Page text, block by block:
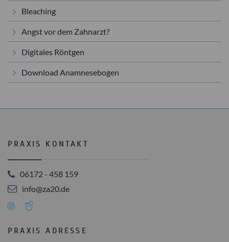
Bleaching
Angst vor dem Zahnarzt?
Digitales Röntgen
Download Anamnesebogen
PRAXIS KONTAKT
06172 - 458 159
info@za20.de
PRAXIS ADRESSE